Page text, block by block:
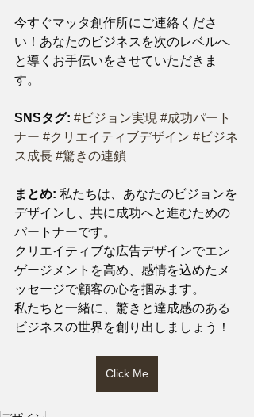
今すぐマッタ創作所にご連絡くださ
い！あなたのビジネスを次のレベルへ
と導くお手伝いをさせていただきま
す。
SNSタグ: #ビジョン実現 #成功パート
ナー #クリエイティブデザイン #ビジネ
ス成長 #驚きの連鎖
まとめ: 私たちは、あなたのビジョンを
デザインし、共に成功へと進むための
パートナーです。
クリエイティブな広告デザインでエン
ゲージメントを高め、感情を込めたメ
ッセージで顧客の心を掴みます。
私たちと一緒に、驚きと達成感のある
ビジネスの世界を創り出しましょう！
Click Me